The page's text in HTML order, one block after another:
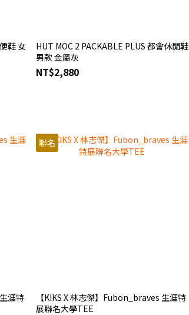
鞋 女
HUT MOC 2 PACKABLE PLUS 都會休閒鞋
男款 金屬灰
NT$2,880
涯特
聯名
【KIKS X 林志傑】Fubon_braves 生涯特
展聯名大學TEE